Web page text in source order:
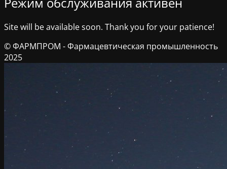
Site will be available soon. Thank you for your patience!
© ФАРМПРОМ - Фармацевтическая промышленность
2025